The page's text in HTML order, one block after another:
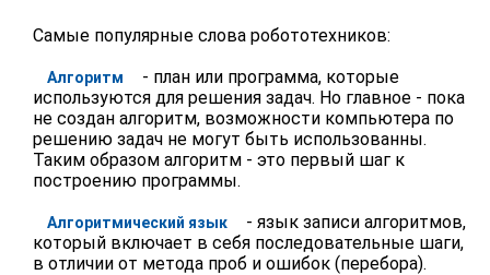
Самые популярные слова робототехников:
Алгоритм
- план или программа, которые
используются для решения задач. Но главное - пока
не создан алгоритм, возможности компьютера по
решению задач не могут быть использованны.
Таким образом алгоритм - это первый шаг к
построению программы.
Алгоритмический язык
- язык записи алгоритмов,
который включает в себя последовательные шаги,
в отличии от метода проб и ошибок (перебора).